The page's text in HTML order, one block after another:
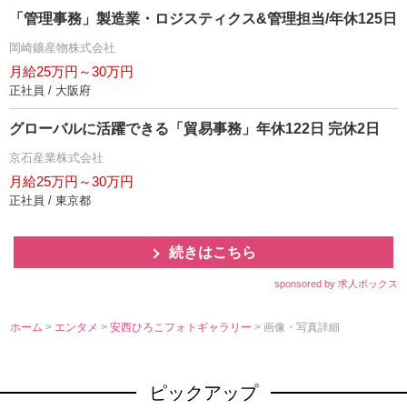
「管理事務」製造業・ロジスティクス&管理担当/年休125日
岡崎鑛産物株式会社
月給25万円～30万円
正社員 / 大阪府
グローバルに活躍できる「貿易事務」年休122日 完休2日
京石産業株式会社
月給25万円～30万円
正社員 / 東京都
続きはこちら
sponsored by 求人ボックス
ホーム > エンタメ>安西ひろこフォトギャラリー> 画像・写真詳細
ピックアップ